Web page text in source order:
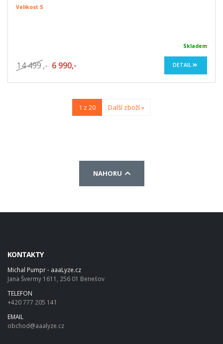
Velikost S
Skladem
14 499 ,- 6 990,- DETAIL
1 z 20 Další zboží »
NAHORU
KONTAKTY
Michal Pumpr - aaaLyze.cz
Jana Švermy 1611, 256 01 Benešov
TELEFON
+420 777 205 141
EMAIL
obchod@aaalyze.cz